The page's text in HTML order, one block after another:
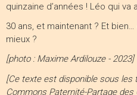
quinzaine d’années ! Léo qui va
30 ans, et maintenant ? Et
mieux ?
[photo : Maxime Ardilouze - 2023]
[Ce texte est disponible sous les
Commons Paternité-Partage